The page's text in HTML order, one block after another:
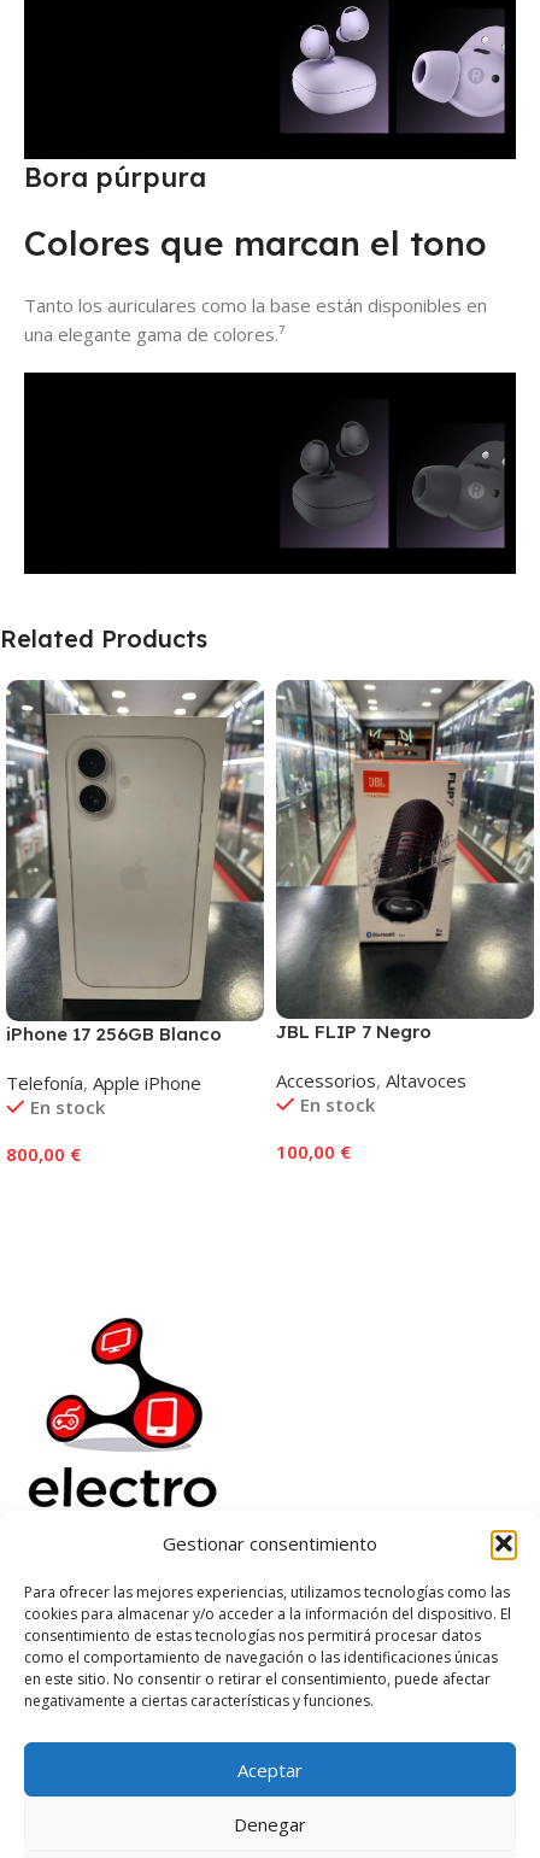
Gestionar consentimiento
Para ofrecer las mejores experiencias, utilizamos tecnologías como las
cookies para almacenar y/o acceder a la información del dispositivo. El
consentimiento de estas tecnologías nos permitirá procesar datos
como el comportamiento de navegación o las identificaciones únicas
en este sitio. No consentir o retirar el consentimiento, puede afectar
negativamente a ciertas características y funciones.
Aceptar
Denegar
Bora púrpura
Colores que marcan el tono
Tanto los auriculares como la base están disponibles en
una elegante gama de colores.⁷
Related Products
iPhone 17 256GB Blanco
Telefonía, Apple iPhone
En stock
800,00 €
JBL FLIP 7 Negro
Accessorios, Altavoces
En stock
100,00 €
Electrorenover
Ayuda
Legal
Suscribete